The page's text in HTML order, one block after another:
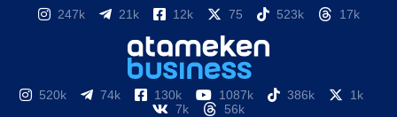
247k 21k 12k 75 523k 17k
520k 74k 130k 1087k 386k
1k
7k
56k